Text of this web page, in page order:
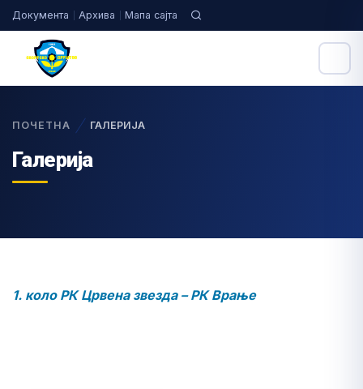
Документа Архива Мапа сајта
ПОЧЕТНА ГАЛЕРИЈА
Галерија
1. коло РК Црвена звезда – РК Врање